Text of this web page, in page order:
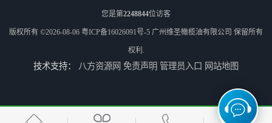
天然橄榄油生产商 天然橄榄油
您是第2248844位访客
版权所有 ©2026-08-06 粤ICP备16026091号-5 广州维圣橄榄油有限公司 保留所有
权利.
技术支持： 八方资源网 免责声明 管理员入口 网站地图